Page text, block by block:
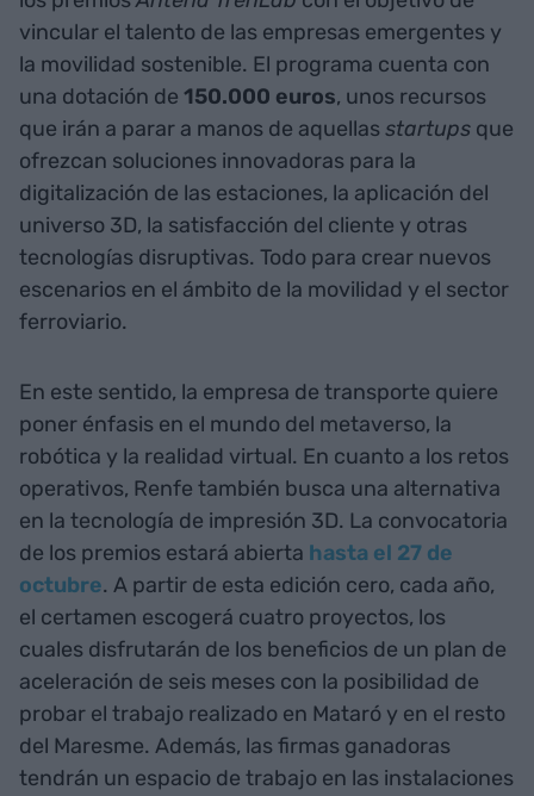
vincular el talento de las empresas emergentes y
la movilidad sostenible. El programa cuenta con
una dotación de 150.000 euros, unos recursos
que irán a parar a manos de aquellasstartups que
ofrezcan soluciones innovadoras para la
digitalización de las estaciones, la aplicación del
universo 3D, la satisfacción del cliente y otras
tecnologías disruptivas. Todo para crear nuevos
escenarios en el ámbito de la movilidad y el sector
ferroviario.
En este sentido, la empresa de transporte quiere
poner énfasis en el mundo del metaverso, la
robótica y la realidad virtual. En cuanto a los retos
operativos, Renfe también busca una alternativa
en la tecnología de impresión 3D. La convocatoria
de los premios estará abierta hasta el 27 de
octubre. A partir de esta edición cero, cada año,
el certamen escogerá cuatro proyectos, los
cuales disfrutarán de los beneficios de un plan de
aceleración de seis meses con la posibilidad de
probar el trabajo realizado en Mataró y en el resto
del Maresme. Además, las firmas ganadoras
tendrán un espacio de trabajo en las instalaciones